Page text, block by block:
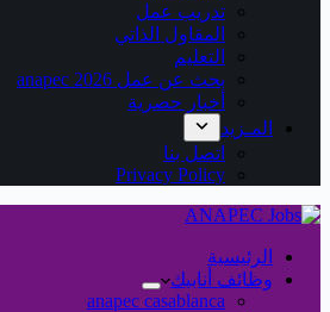
تدريب عمل
المقاول الذاتي
التعليم
بحث عن عمل 2026 anapec
أخبار حصرية
المـزيد
اتصل بنا
Privacy Policy
الرئيسية
وظائف أنابيك
anapec casablanca